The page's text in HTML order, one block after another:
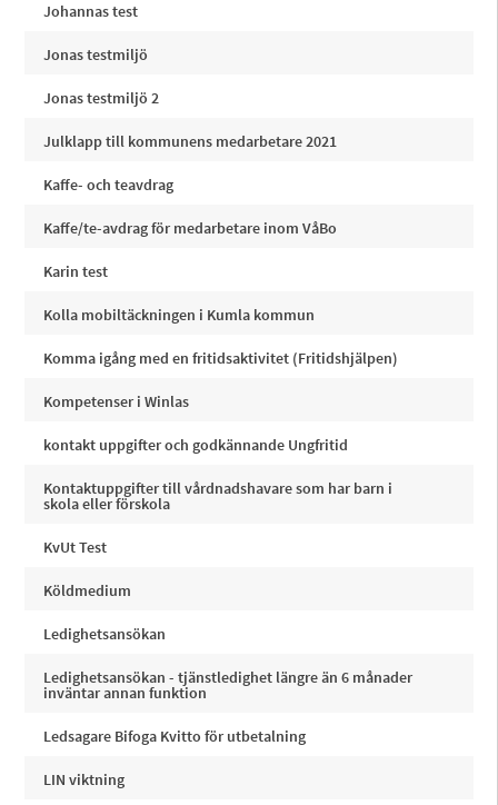
Johannas test
Jonas testmiljö
Jonas testmiljö 2
Julklapp till kommunens medarbetare 2021
Kaffe- och teavdrag
Kaffe/te-avdrag för medarbetare inom VåBo
Karin test
Kolla mobiltäckningen i Kumla kommun
Komma igång med en fritidsaktivitet (Fritidshjälpen)
Kompetenser i Winlas
kontakt uppgifter och godkännande Ungfritid
Kontaktuppgifter till vårdnadshavare som har barn i
skola eller förskola
KvUt Test
Köldmedium
Ledighetsansökan
Ledighetsansökan - tjänstledighet längre än 6 månader
inväntar annan funktion
Ledsagare Bifoga Kvitto för utbetalning
LIN viktning